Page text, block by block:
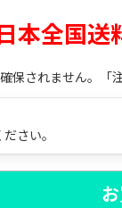
本全国
されません。「
さい。